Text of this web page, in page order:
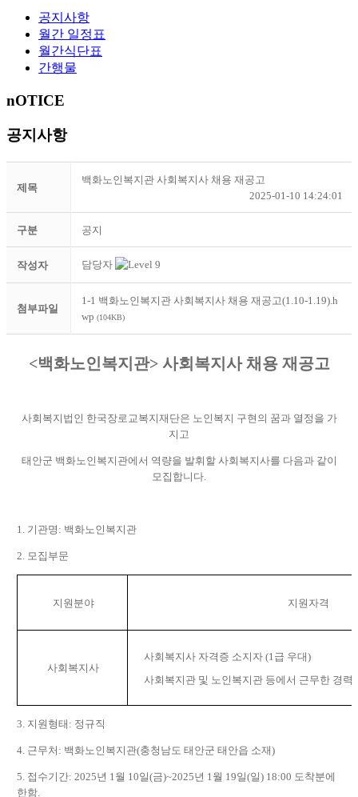
공지사항
월간 일정표
월간식단표
간행물
nOTICE
공지사항
제목
백화노인복지관 사회복지사 채용 재공고
2025-01-10 14:24:01
구분 공지
작성자 담당자
첨부파일
1-1 백화노인복지관 사회복지사 채용 재공고(1.10-1.19).h
wp (104KB)
<백화노인복지관> 사회복지사 채용 재공고
사회복지법인 한국장로교복지재단은 노인복지 구현의 꿈과 열정을 가
지고
태안군 백화노인복지관에서 역량을 발휘할 사회복지사를 다음과 같이
모집합니다
1. 기관명 : 백화노인복지관
2. 모집부문
지원분야 지원자격
사회복지사
사회복지사 자격증 소지자 (1 급 우대)
사회복지관 및 노인복지관 등에서 근무한 경력
3. 지원형태 : 정규직
4. 근무처 : 백화노인복지관(충청남도 태안군 태안읍 소재)
5. 접수기간: 2025년 1 월 10일(금)~2025년 1 월 19일(일) 18:00 도착분에
한함